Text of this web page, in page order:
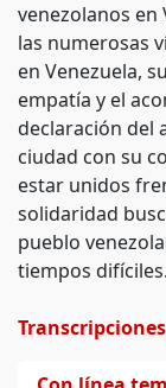
venezolanos en
las numerosas
en Venezuela,
empatía y el
declaración del
ciudad con su
estar unidos
solidaridad
pueblo
tiempos difíciles.
Transcripciones